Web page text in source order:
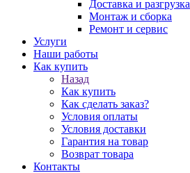
Доставка и разгрузка
Монтаж и сборка
Ремонт и сервис
Услуги
Наши работы
Как купить
Назад
Как купить
Как сделать заказ?
Условия оплаты
Условия доставки
Гарантия на товар
Возврат товара
Контакты